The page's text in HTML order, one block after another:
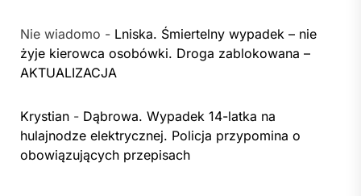
Nie wiadomo - Lniska. Śmiertelny wypadek – nie
żyje kierowca osobówki. Droga zablokowana –
AKTUALIZACJA
Krystian - Dąbrowa. Wypadek 14-latka na
hulajnodze elektrycznej. Policja przypomina o
obowiązujących przepisach